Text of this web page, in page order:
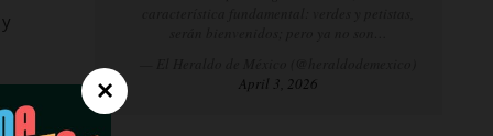
y
×
April 3, 2026